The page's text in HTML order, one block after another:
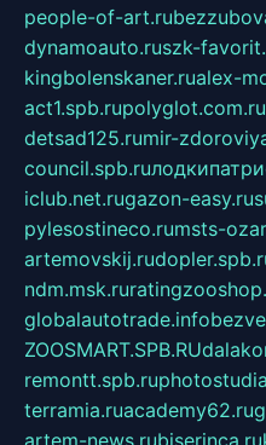
people-of-art.ru
dynamoauto.ruszk-
kingbolenskaner.rualex-
act1.spb.rupolyglot.com.ru
detsad125.rumir-
council.spb.ru
iclub.net.rugazon-easy.ru
pylesostineco.rumsts-
artemovskij.ru
ndm.msk.ru
globalautotrade.info
ZOOSMART.SPB.RU
remontt.spb.ru
terramia.ruacademy62.ru
artem-news.rubiserinca.ru